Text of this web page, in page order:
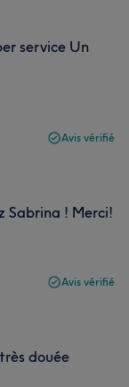
service Un
Avis vérifié
Sabrina ! Merci!
Avis vérifié
douée